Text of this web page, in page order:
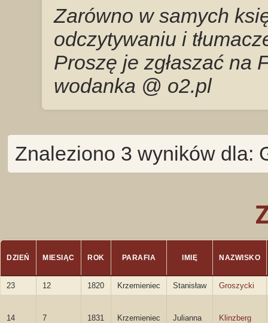
Zarówno w samych
odczytywaniu i
Proszę je zgłaszać na
wodanka @ o2.pl
Znaleziono 3 wyników dla:
DZIEŃ MIESIĄC ROK PARAFIA IMIĘ NAZWISKO
23 12 1820 Krzemieniec Stanisław Groszycki
14 7 1831 Krzemieniec Julianna Klinzberg